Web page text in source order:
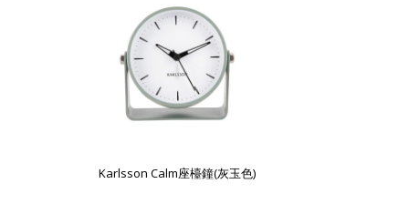
Karlsson Calm座檯鐘(灰玉色)